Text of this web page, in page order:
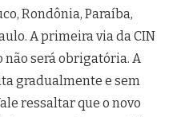
Rondônia, Paraíba,
A primeira via da CIN
não será obrigatória. A
gradualmente e sem
ressaltar que o novo